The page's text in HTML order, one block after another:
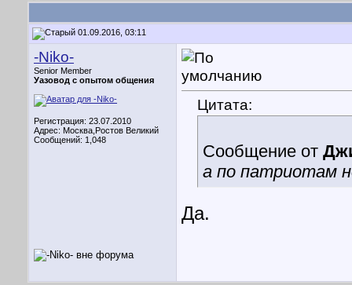
01.09.2016, 03:11
-Niko-
Senior Member
Уазовод с опытом общения
Регистрация: 23.07.2010
Адрес: Москва,Ростов Великий
Сообщений: 1,048
Цитата:
Сообщение от
а по патриотам
Да.